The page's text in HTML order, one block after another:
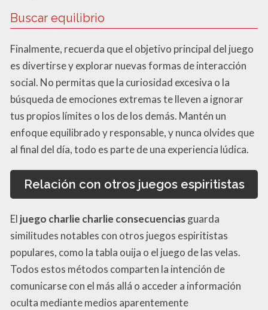
Buscar equilibrio
Finalmente, recuerda que el objetivo principal del juego
es divertirse y explorar nuevas formas de interacción
social. No permitas que la curiosidad excesiva o la
búsqueda de emociones extremas te lleven a ignorar
tus propios límites o los de los demás. Mantén un
enfoque equilibrado y responsable, y nunca olvides que
al final del día, todo es parte de una experiencia lúdica.
Relación con otros juegos espiritistas
El juego charlie charlie consecuenciasguarda
similitudes notables con otros juegos espiritistas
populares, como la tabla ouija o el juego de las velas.
Todos estos métodos comparten la intención de
comunicarse con el más allá o acceder a información
oculta mediante medios aparentemente